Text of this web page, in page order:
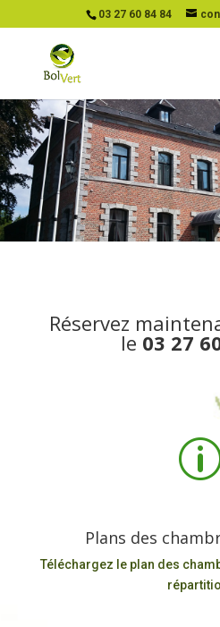
03 27 60 84 84
Réservez
le 03 27
Plans des
Téléchargez le plan des